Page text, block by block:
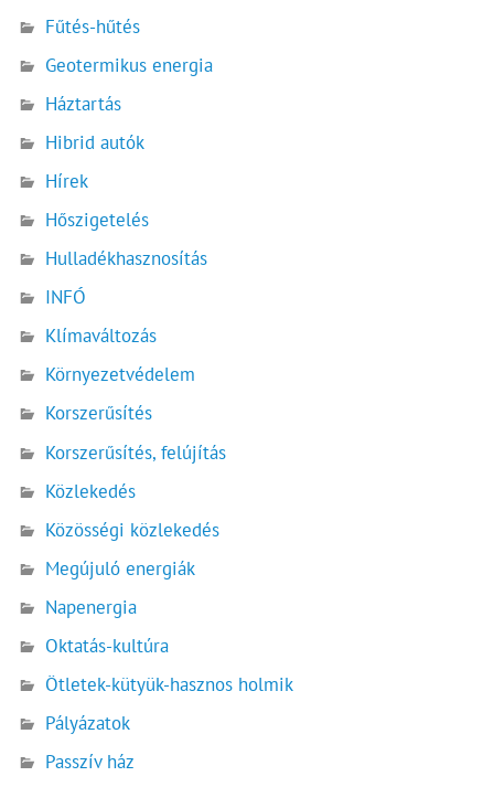
Fűtés-hűtés
Geotermikus energia
Háztartás
Hibrid autók
Hírek
Hőszigetelés
Hulladékhasznosítás
INFÓ
Klímaváltozás
Környezetvédelem
Korszerűsítés
Korszerűsítés, felújítás
Közlekedés
Közösségi közlekedés
Megújuló energiák
Napenergia
Oktatás-kultúra
Ötletek-kütyük-hasznos holmik
Pályázatok
Passzív ház